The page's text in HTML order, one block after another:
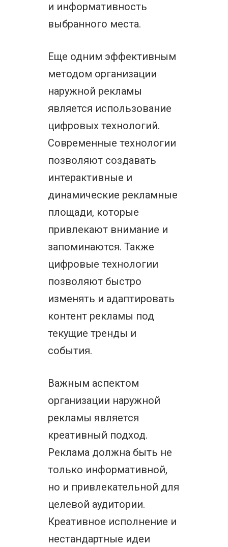
и информативность
выбранного места.
Еще одним эффективным
методом организации
наружной рекламы
является использование
цифровых технологий.
Современные технологии
позволяют создавать
интерактивные и
динамические рекламные
площади, которые
привлекают внимание и
запоминаются. Также
цифровые технологии
позволяют быстро
изменять и адаптировать
контент рекламы под
текущие тренды и
события.
Важным аспектом
организации наружной
рекламы является
креативный подход.
Реклама должна быть не
только информативной,
но и привлекательной для
целевой аудитории.
Креативное исполнение и
нестандартные идеи